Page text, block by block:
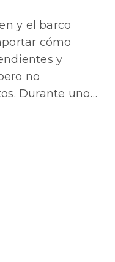
y el barco
cómo
y
no
Durante uno…